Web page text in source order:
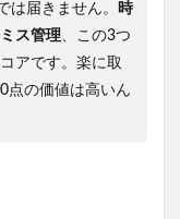
は届きません。 時
ス管理、この3つ
アです。楽に取
点の価値は高いん